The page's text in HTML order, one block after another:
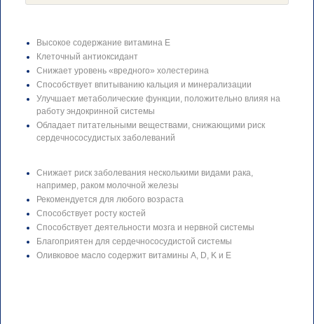
Высокое содержание витамина Е
Клеточный антиоксидант
Снижает уровень «вредного» холестерина
Способствует впитыванию кальция и минерализации
Улучшает метаболические функции, положительно влияя на
работу эндокринной системы
Обладает питательными веществами, снижающими риск
сердечнососудистых заболеваний
Снижает риск заболевания несколькими видами рака,
например, раком молочной железы
Рекомендуется для любого возраста
Способствует росту костей
Способствует деятельности мозга и нервной системы
Благоприятен для сердечнососудистой системы
Оливковое масло содержит витамины A, D, K и E